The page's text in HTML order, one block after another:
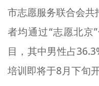
市志愿服务联合会
者均通过“志愿北京
目，其中男性占
培训即将于8月下旬开